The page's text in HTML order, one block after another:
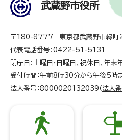
武蔵野市役所
〒180-8777 東京都武蔵野市緑
代表電話番号：0422-51-5131
閉庁日：土曜日・日曜日、祝休日、年
受付時間：午前8時30分から午後5時
法人番号：8000020132039（ 法人